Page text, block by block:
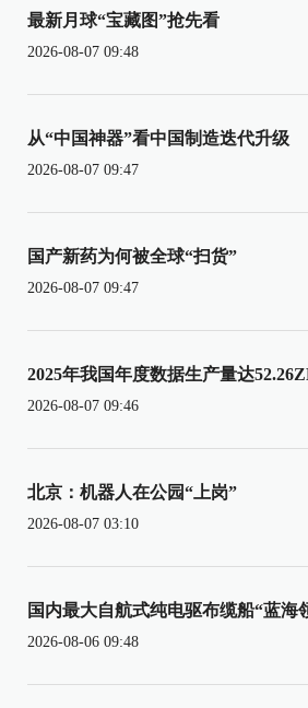
最新月球“宝藏图”抢先看
2026-08-07 09:48
从“中国神器”看中国制造迭代升级
2026-08-07 09:47
国产新药为何被全球“扫货”
2026-08-07 09:47
2025年我国年度数据生产量达
2026-08-07 09:46
北京：机器人在公园“上岗”
2026-08-07 03:10
国内最大自航式纯电驱布缆船“蓝海
2026-08-06 09:48